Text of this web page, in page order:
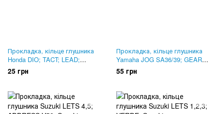
Прокладка, кільце глушника
Honda DIO; TACT; LEAD;
GIORNO. Синій металоазбест
25 грн
Прокладка, кільце глушника
Yamaha JOG SA36/39; GEAR
UA-06; VOX; VINO SA-26
55 грн